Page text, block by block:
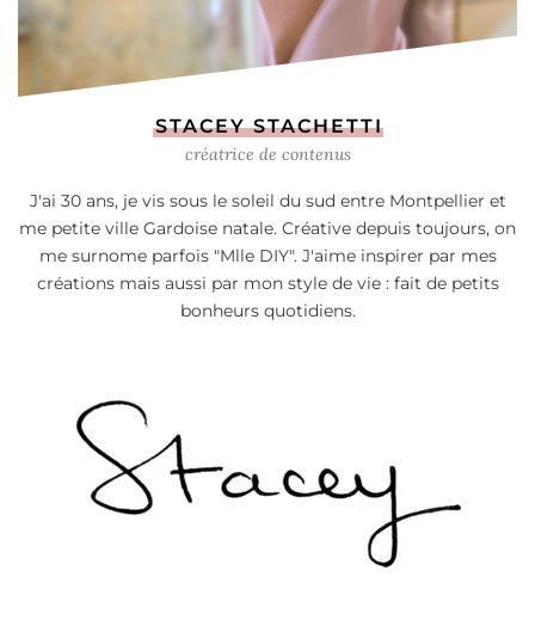
STACEY STACHETTI
créatrice de contenus
J'ai 30 ans, je vis sous le soleil du sud entre Montpellier et
me petite ville Gardoise natale. Créative depuis toujours, on
me surnome parfois "Mlle DIY". J'aime inspirer par mes
créations mais aussi par mon style de vie : fait de petits
bonheurs quotidiens.